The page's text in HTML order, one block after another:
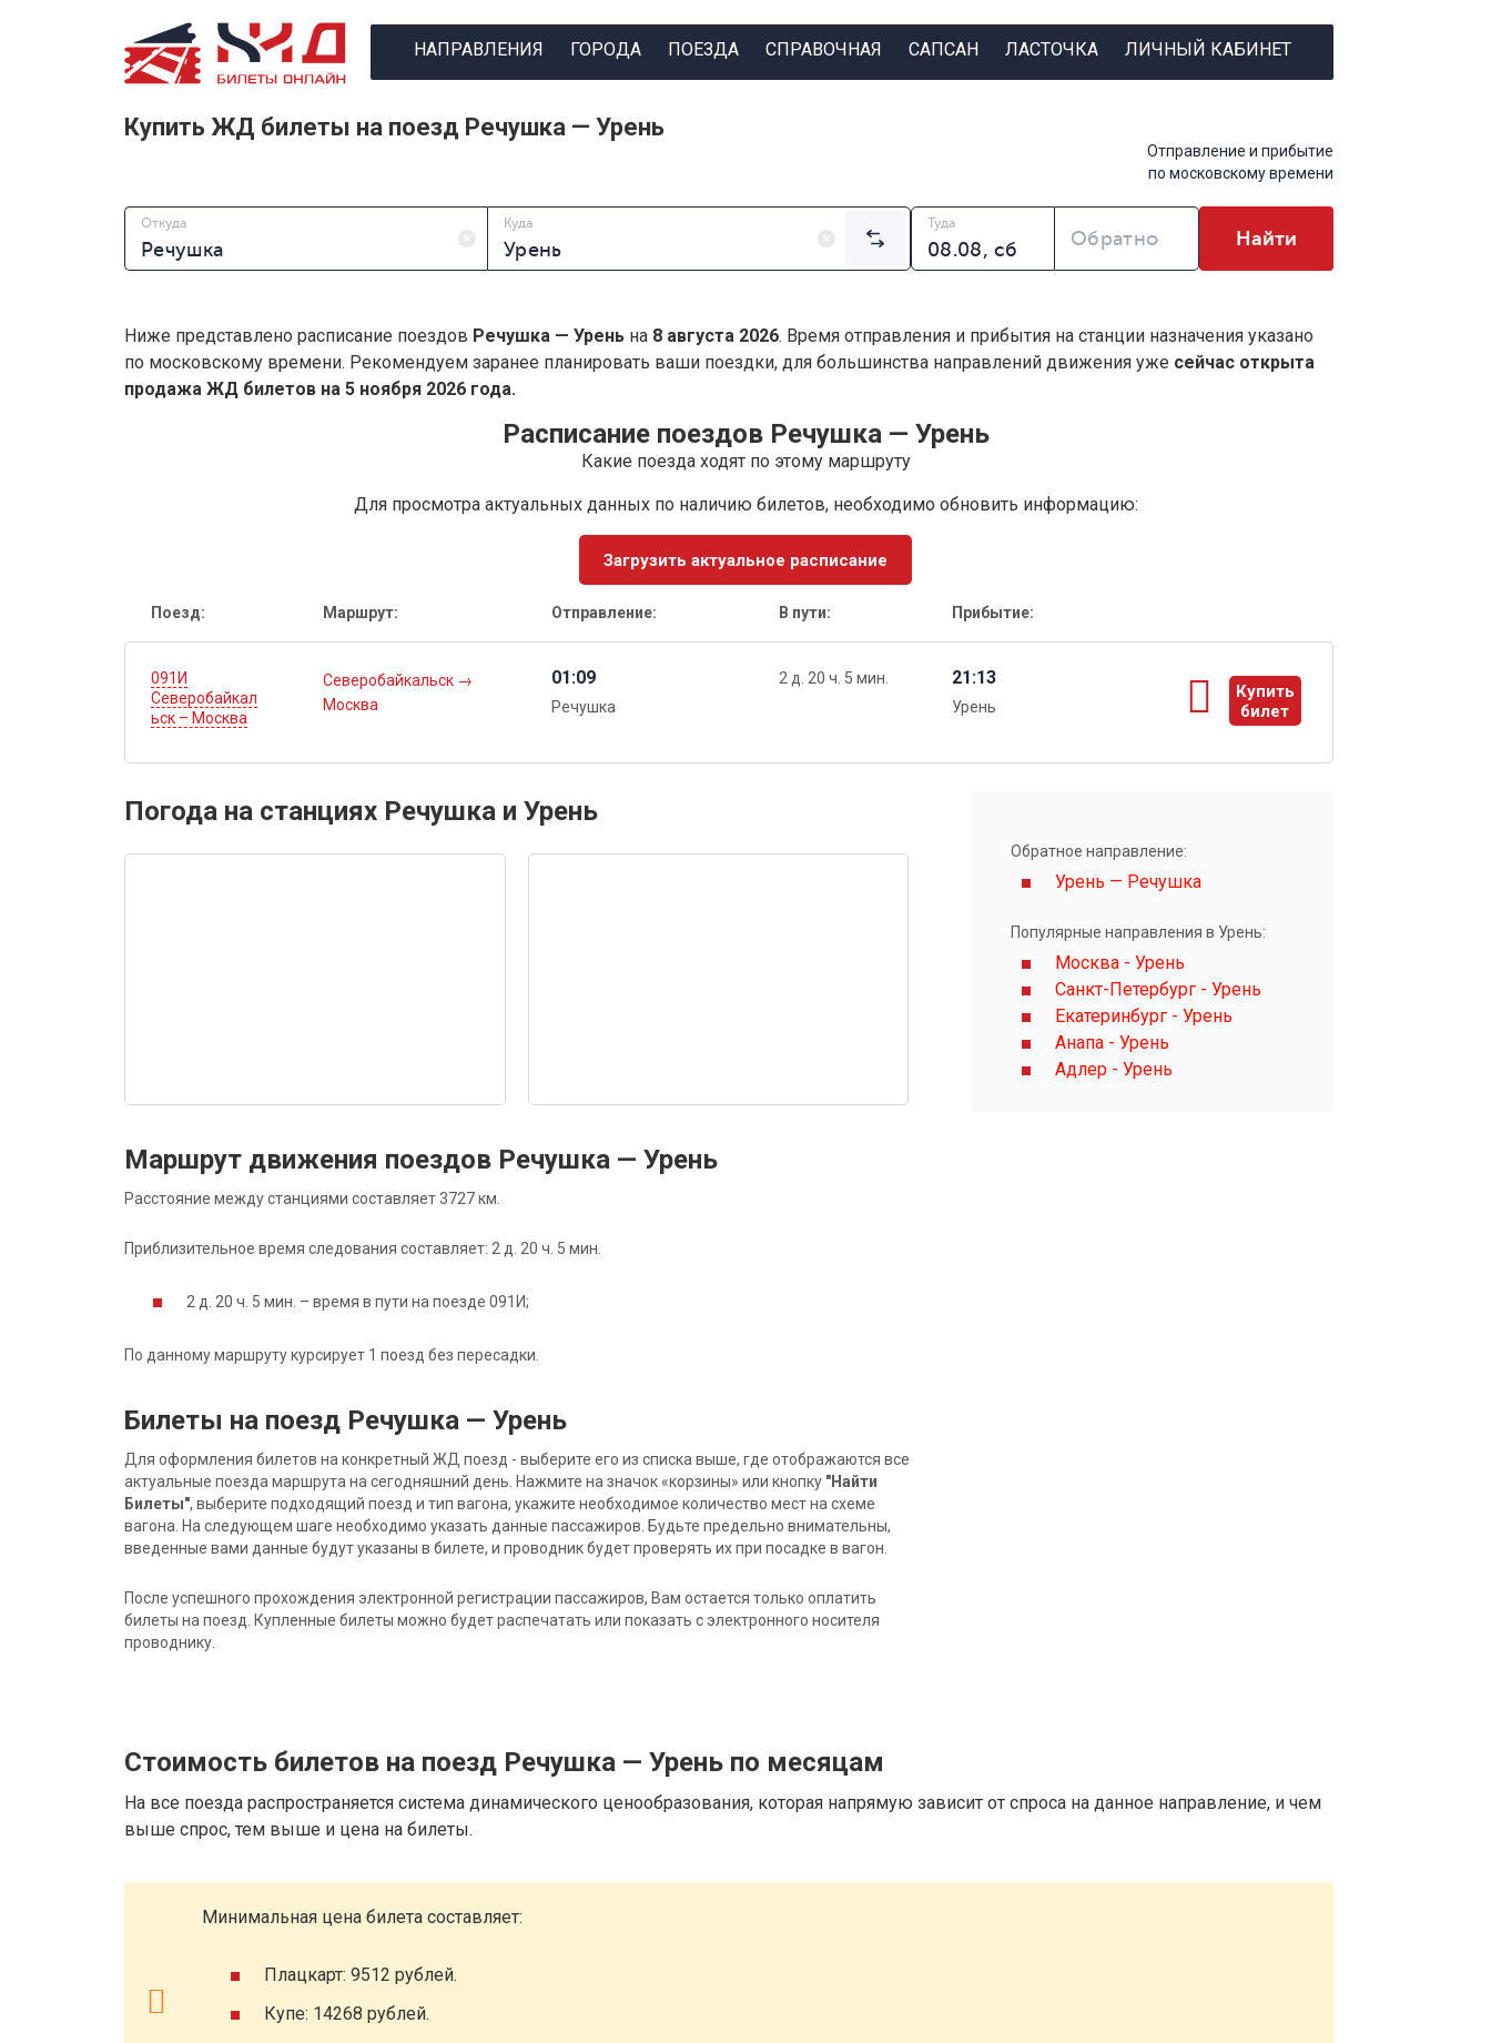
НАПРАВЛЕНИЯ ГОРОДА ПОЕЗДА СПРАВОЧНАЯ САПСАН ЛАСТОЧКА ЛИЧНЫЙ КАБИНЕТ
Купить ЖД билеты на поезд Речушка — Урень
Отправление и прибытие
по московскому времени
Откуда Куда Туда
Обратно Найти
Ниже представлено расписание поездов Речушка — Урень на 8 августа 2026. Время отправления и прибытия на станции назначения указано
по московскому времени. Рекомендуем заранее планировать ваши поездки, для большинства направлений движения уже сейчас открыта
продажа ЖД билетов на 5 ноября 2026 года.
Расписание поездов Речушка — Урень
Какие поезда ходят по этому маршруту
Для просмотра актуальных данных по наличию билетов, необходимо обновить информацию:
Загрузить актуальное расписание
Поезд: Маршрут: Отправление: В пути: Прибытие:
091И
Северобайкал
ьск – Москва
Северобайкальск →
Москва
01:09
Речушка
2 д. 20 ч. 5 мин. 21:13
Урень
Купить
билет
ы
Погода на станциях Речушка и Урень
Маршрут движения поездов Речушка — Урень
Расстояние между станциями составляет 3727 км.
Приблизительное время следования составляет: 2 д. 20 ч. 5 мин.
2 д. 20 ч. 5 мин. – время в пути на поезде 091И;
По данному маршруту курсирует 1 поезд без пересадки.
Билеты на поезд Речушка — Урень
Для оформления билетов на конкретный ЖД поезд - выберите его из списка выше, где отображаются все
актуальные поезда маршрута на сегодняшний день. Нажмите на значок «корзины» или кнопку "Найти
Билеты", выберите подходящий поезд и тип вагона, укажите необходимое количество мест на схеме
вагона. На следующем шаге необходимо указать данные пассажиров. Будьте предельно внимательны,
введенные вами данные будут указаны в билете, и проводник будет проверять их при посадке в вагон.
После успешного прохождения электронной регистрации пассажиров, Вам остается только оплатить
билеты на поезд. Купленные билеты можно будет распечатать или показать с электронного носителя
проводнику.
Обратное направление:
Урень — Речушка
Популярные направления в Урень:
Москва - Урень
Санкт-Петербург - Урень
Екатеринбург - Урень
Анапа - Урень
Адлер - Урень
Стоимость билетов на поезд Речушка — Урень по месяцам
На все поезда распространяется система динамического ценообразования, которая напрямую зависит от спроса на данное направление, и чем
выше спрос, тем выше и цена на билеты.
Минимальная цена билета составляет:
Плацкарт: 9512 рублей.
Купе: 14268 рублей.